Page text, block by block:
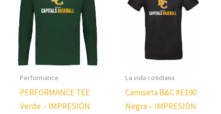
Performance
PERFORMANCE TEE
Verde – IMPRESIÓN
La vida cotidiana
Camiseta B&C #E190
Negra – IMPRESIÓN